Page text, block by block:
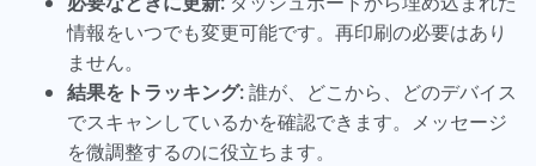
情報をいつでも変更可能です。再印刷の必要はあり
ません。
結果をトラッキング:誰が、どこから、どのデバイス
でスキャンしているかを確認できます。メッセージ
を微調整するのに役立ちます。